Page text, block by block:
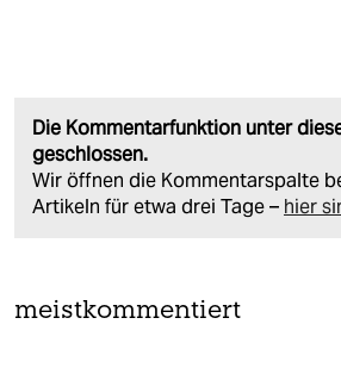
Die Kommentarfunktion unter
geschlossen.
Wir öffnen die Kommentarspalte
Artikeln für etwa drei Tage – hier
meistkommentiert